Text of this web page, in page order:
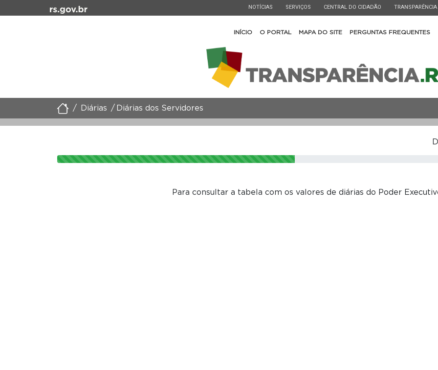
ESTADO
NOTÍCIAS ESTADO
SERVIÇOS ESTADO
CENTRAL DO CIDADÃO ESTADO
TRANSPARÊNCIA
INÍCIO O PORTAL MAPA DO SITE PERGUNTAS FREQUENTES
Diárias Diárias dos Servidores
Para consultar a tabela com os valores de diárias do Poder